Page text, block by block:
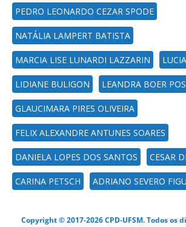
PEDRO LEONARDO CEZAR SPODE
NATÁLIA LAMPERT BATISTA
MARCIA LISE LUNARDI LAZZARIN
LIDIANE BULIGON LEANDRA BOER
GLAUCIMARA PIRES OLIVEIRA
FELIX ALEXANDRE ANTUNES SOARES
DANIELA LOPES DOS SANTOS CESAR
CARINA PETSCH ADRIANO SEVERO
Copyright © 2017-2026 CPD-UFSM. Todos os